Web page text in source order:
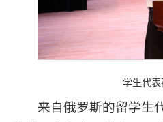
学生代
来自俄罗斯的留学生